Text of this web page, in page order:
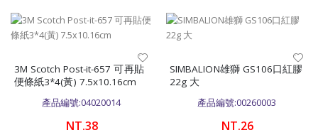
3M Scotch Post-it-657 可再貼
便條紙3*4(黃) 7.5x10.16cm
產品編號:04020014
NT.38
SIMBALION雄獅 GS106口紅膠
22g 大
產品編號:00260003
NT.26